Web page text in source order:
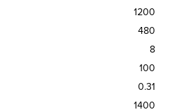
1200
480
8
100
0.31
1400